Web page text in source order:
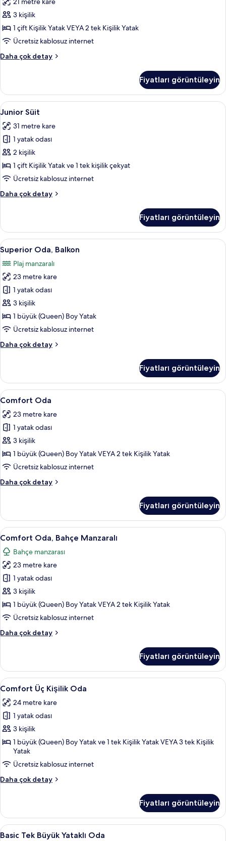
için
tüm
fotoğrafları
görün
3 kişilik
1 çift Kişilik Yatak VEYA 2 tek Kişilik Yatak
Ücretsiz kablosuz internet
Daha çok detay
Standard
fazla
detay
Fiyatları görüntüleyin
Junior
Süit
için
tüm
fotoğrafları
görün
Junior Süit | Oturma odası |
5
Junior Süit
31 metre kare
1 yatak odası
2 kişilik
1 çift Kişilik Yatak ve 1 tek kişilik çekyat
Ücretsiz kablosuz internet
Daha çok detay
Junior
fazla
detay
Fiyatları görüntüleyin
Superior
Oda,
Balkon
için
tüm
fotoğrafları
görün
Minibar, odada kasa, masa, güneşlik/
6
Superior Oda, Balkon
Plaj manzaralı
23 metre kare
1 yatak odası
3 kişilik
1 büyük (Queen) Boy Yatak
Ücretsiz kablosuz internet
Daha çok detay
Superior
daha
fazla
detay
Fiyatları görüntüleyin
Comfort
Oda
için
tüm
fotoğrafları
görün
Comfort Oda | Minibar, odada kasa,
6
Comfort Oda
23 metre kare
1 yatak odası
3 kişilik
1 büyük (Queen) Boy Yatak VEYA 2 tek Kişilik Yatak
Ücretsiz kablosuz internet
Daha çok detay
Comfort
fazla
detay
Fiyatları görüntüleyin
Comfort
Oda,
Bahçe
Manzaralı
için
tüm
fotoğrafları
görün
Comfort Oda, Bahçe Manzaralı |
6
Comfort Oda, Bahçe Manzaralı
Bahçe manzarası
23 metre kare
1 yatak odası
3 kişilik
1 büyük (Queen) Boy Yatak VEYA 2 tek Kişilik Yatak
Ücretsiz kablosuz internet
Daha çok detay
Comfort
hakkında
daha
fazla
Fiyatları görüntüleyin
Comfort
Üç
Kişilik
Oda
için
tüm
fotoğrafları
görün
Comfort Üç Kişilik Oda | Minibar,
5
Comfort Üç Kişilik Oda
24 metre kare
1 yatak odası
3 kişilik
1 büyük (Queen) Boy Yatak ve 1 tek Kişilik Yatak VEYA 3 tek Kişilik
Yatak
Ücretsiz kablosuz internet
Daha çok detay
Comfort
hakkında
daha
fazla
Fiyatları görüntüleyin
Basic
Basic Tek Büyük Yataklı Oda |
5
Basic Tek Büyük Yataklı Oda